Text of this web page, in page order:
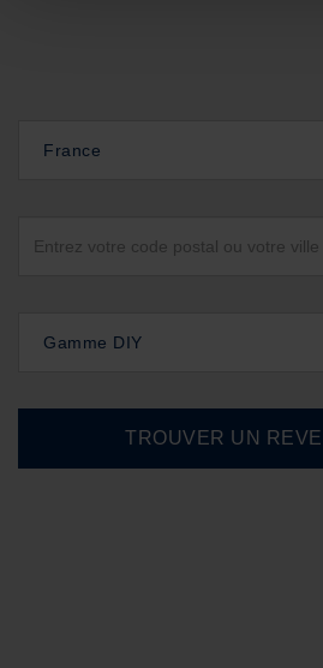
France
Gamme DIY